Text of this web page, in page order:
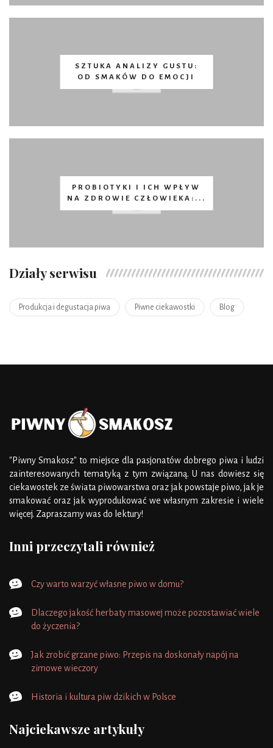
SZTUKA ANALIZY GUSTU:
OD SMAKÓW DO EMOCJI
PROBIOTYKI I ICH WPŁYW
NA ZDROWIE CZŁOWIEKA:...
Działy serwisu
Produkcja i degustacja piwa Piwne ciekawostki Blog
"Piwny Smakosz" to miejsce dla pasjonatów dobrego piwa i ludzi
zainteresowanych tematyką z tym związaną. U nas dowiesz się
ciekawostek ze świata piwowarstwa oraz jak powstaje piwo, jak je
smakować oraz jak wyprodukować we własnym zakresie i wiele
więcej. Zapraszamy was do lektury!
Inni przeczytali również
Czy warto warzyć własne piwo w domu?
Dlaczego jakość herbaty masowej może pozostawiać wiele
do życzenia?
Jak zrobić grzane piwo: Przepis na doskonały napój na
zimowe wieczory
Historia i kultura piw dzikich w Polsce
Najciekawsze artykuły